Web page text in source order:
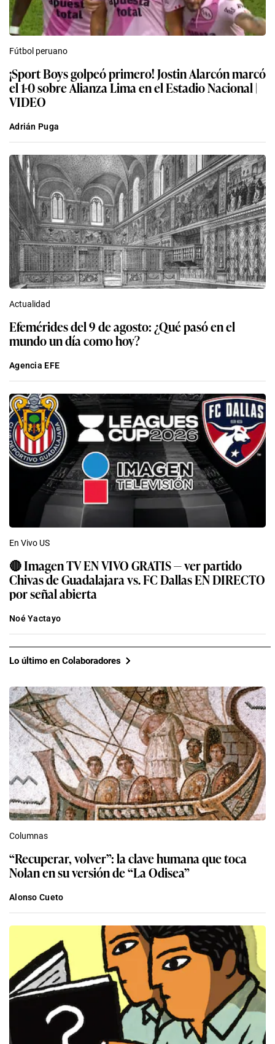
Fútbol peruano
¡Sport Boys golpeó primero! Jostin Alarcón marcó
el 1-0 sobre Alianza Lima en el Estadio Nacional |
VIDEO
Adrián Puga
Actualidad
Efemérides del 9 de agosto: ¿Qué pasó en el
mundo un día como hoy?
Agencia EFE
En Vivo US
🔴 Imagen TV EN VIVO GRATIS — ver partido
Chivas de Guadalajara vs. FC Dallas EN DIRECTO
por señal abierta
Noé Yactayo
Lo último en Colaboradores
Columnas
“Recuperar, volver”: la clave humana que toca
Nolan en su versión de “La Odisea”
Alonso Cueto